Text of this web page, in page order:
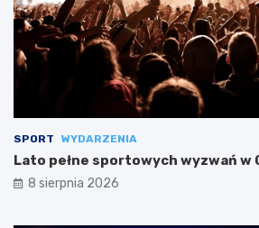
SPORT WYDARZENIA
Lato pełne sportowych wyzwań w
8 sierpnia 2026